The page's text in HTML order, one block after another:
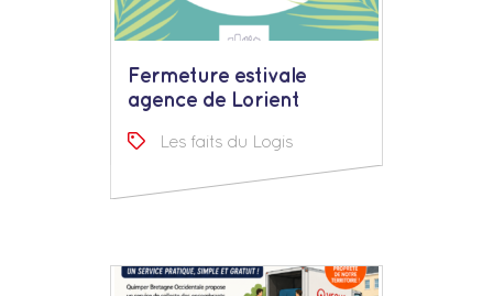
Fermeture estivale
agence de Lorient
Les faits du Logis